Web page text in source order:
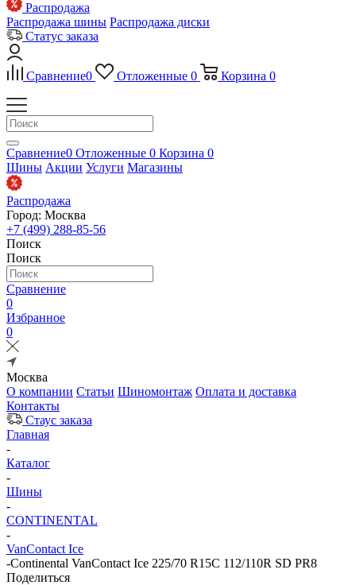
Распродажа
Распродажа шины Распродажа диски
Статус заказа
Сравнение0 Отложенные 0 Корзина 0
Сравнение0 Отложенные 0 Корзина 0
Шины Акции Услуги Магазины
Распродажа
Город: Москва
+7 (499) 288-85-56
Поиск
Поиск
Сравнение
0
Избранное
0
Москва
О компании Статьи Шиномонтаж Оплата и доставка
Контакты
Стаус заказа
Главная
-
Каталог
-
Шины
-
CONTINENTAL
-
VanContact Ice
-Continental VanContact Ice 225/70 R15C 112/110R SD PR8
Поделиться